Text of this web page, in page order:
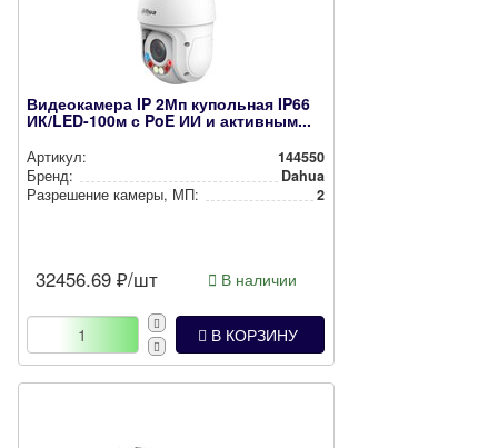
Видеокамера IP 2Мп купольная IP66
ИК/LED-100м с PoE ИИ и активным...
Артикул:
144550
Бренд:
Dahua
Разрешение камеры, МП:
2
32456.69 ₽/шт В наличии
В КОРЗИНУ